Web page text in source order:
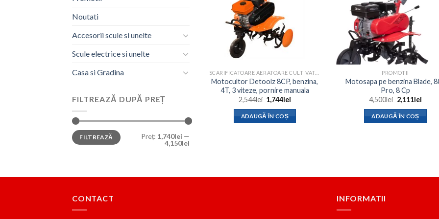
Noutati
Accesorii scule si unelte
Scule electrice si unelte
Casa si Gradina
FILTREAZĂ DUPĂ PREȚ
Preț
minim
Preț
maxim
FILTREAZĂ Preț: 1,740lei —
4,150lei
SCARIFICATOARE AERATOARE CULTIVATOARE
Motocultor Detoolz 8CP, benzina,
4T, 3 viteze, pornire manuala
2,544lei Prețul
inițial
a
fost:
1,744leiPrețul
ADAUGĂ ÎN COȘ
PROMOTII
Motosapa pe benzina Blade,
Pro, 8 Cp
4,500lei Prețul
inițial
a
fost:
2,111leiPrețul
ADAUGĂ ÎN COȘ
CONTACT INFORMATII